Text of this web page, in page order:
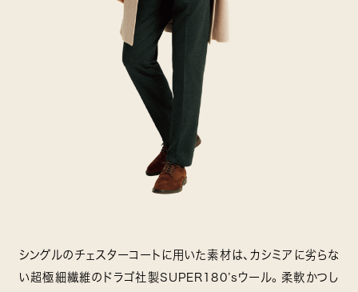
シングルのチェスターコートに用いた素材は、カシミアに劣らな
い超極細繊維のドラゴ社製SUPER180’sウール。柔軟かつし